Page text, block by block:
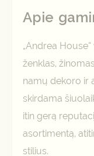
Apie
„Andrea
ženklas,
namų dekoro ir
skirdama
itin gerą
asortimentą,
stilius.